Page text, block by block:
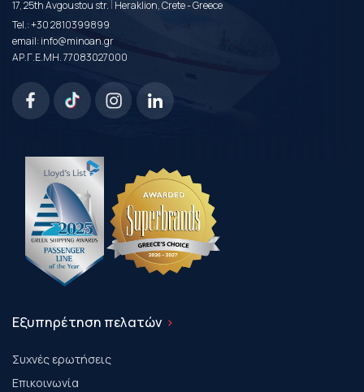
17, 25th Avgoustou str. | Heraklion, Crete - Greece
Tel.:+30 2810399899
email:info@minoan.gr
ΑΡ.Γ.Ε.ΜΗ. 77083027000
Εξυπηρέτηση πελατών
Συχνές ερωτήσεις
Επικοινωνία